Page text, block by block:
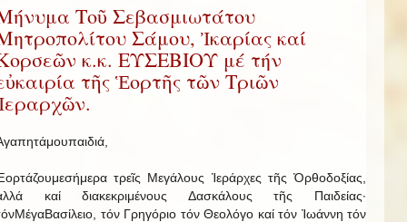
Τοῦ Σεβασμιωτάτου
Σάμου, Ἰκαρίας καί
κ.κ. ΕΥΣΕΒΙΟΥ μέ τήν
τῆς Ἑορτῆς τῶν Τριῶν
τρεῖς Μεγάλους Ἱεράρχες τῆς Ὀρθοδοξίας,
καί διακεκριμένους Δασκάλους τῆς Παιδείας·
τόν Γρηγόριο τόν Θεολόγο καί τόν Ἰωάννη τόν